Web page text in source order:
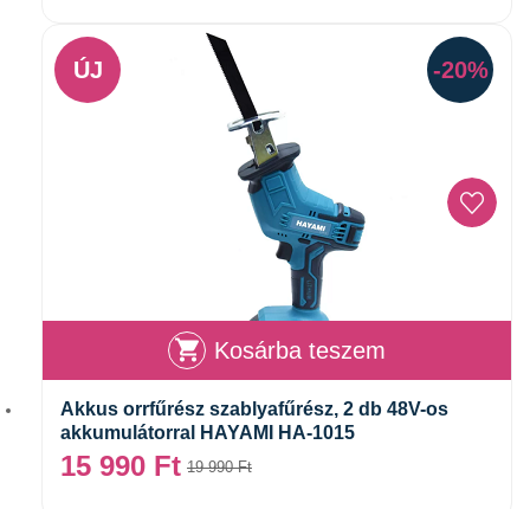
-20%
ÚJ
Kosárba teszem
Akkus orrfűrész szablyafűrész, 2 db 48V-os
akkumulátorral HAYAMI HA-1015
19 990Ft
15 990 Ft